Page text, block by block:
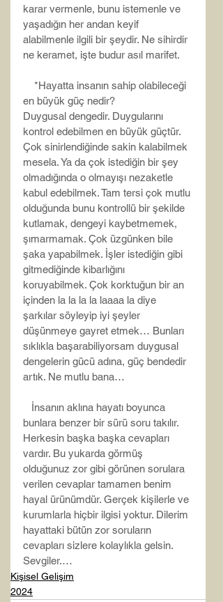
karar vermenle, bunu istemenle ve
yaşadığın her andan keyif
alabilmenle ilgili bir şeydir. Ne sihirdir
ne keramet, işte budur asıl marifet.
*Hayatta insanın sahip olabileceği
en büyük güç nedir?
Duygusal dengedir. Duygularını
kontrol edebilmen en büyük güçtür.
Çok sinirlendiğinde sakin kalabilmek
mesela. Ya da çok istediğin bir şey
olmadığında o olmayışı nezaketle
kabul edebilmek. Tam tersi çok mutlu
olduğunda bunu kontrollü bir şekilde
kutlamak, dengeyi kaybetmemek,
şımarmamak. Çok üzgünken bile
şaka yapabilmek. İşler istediğin gibi
gitmediğinde kibarlığını
koruyabilmek. Çok korktuğun bir an
içinden la la la la laaaa la diye
şarkılar söyleyip iyi şeyler
düşünmeye gayret etmek… Bunları
sıklıkla başarabiliyorsam duygusal
dengelerin gücü adına, güç bendedir
artık. Ne mutlu bana…
İnsanın aklına hayatı boyunca
bunlara benzer bir sürü soru takılır.
Herkesin başka başka cevapları
vardır. Bu yukarda görmüş
olduğunuz zor gibi görünen sorulara
verilen cevaplar tamamen benim
hayal ürünümdür. Gerçek kişilerle ve
kurumlarla hiçbir ilgisi yoktur. Dilerim
hayattaki bütün zor soruların
cevapları sizlere kolaylıkla gelsin.
Sevgiler.…
Kişisel Gelişim
2024